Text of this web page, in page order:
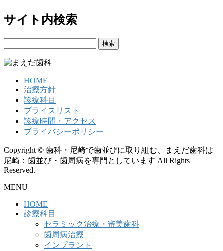
サイト内検索
HOME
治療方針
診療科目
プライスリスト
診療時間・アクセス
プライバシーポリシー
Copyright © 歯科・尼崎で歯並びに取り組む、まえだ歯科は
尼崎：歯並び・歯周病を専門としています All Rights
Reserved.
MENU
HOME
診療科目
セラミック治療・審美歯科
歯周病治療
インプラント